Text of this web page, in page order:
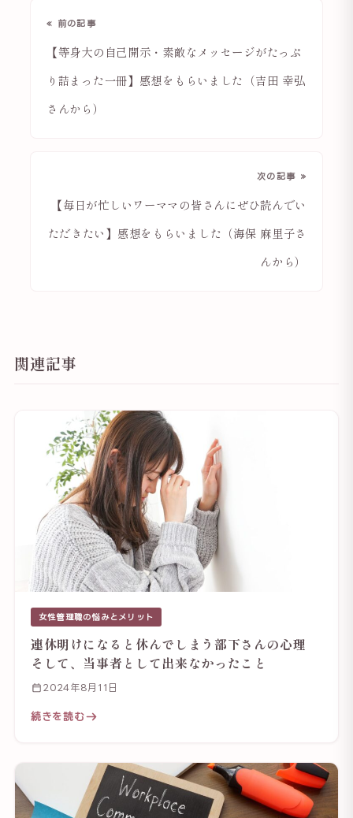
« 前の記事
【等身大の自己開示・素敵なメッセージがたっぷ
り詰まった一冊】感想をもらいました（吉田 幸弘
さんから）
次の記事 »
【毎日が忙しいワーママの皆さんにぜひ読んでい
ただきたい】感想をもらいました（海保 麻里子さ
んから）
関連記事
女性管理職の悩みとメリット
連休明けになると休んでしまう部下さんの心理
そして、当事者として出来なかったこと
2024年8月11日
続きを読む